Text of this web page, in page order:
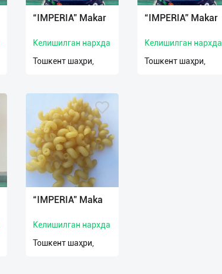
“IMPERIA” Makar
Келишилган нархда
Тошкент шаҳри,
“IMPERIA” Makar
Келишилган нархда
Тошкент шаҳри,
“IMPERIA” Maka
Келишилган нархда
Тошкент шаҳри,